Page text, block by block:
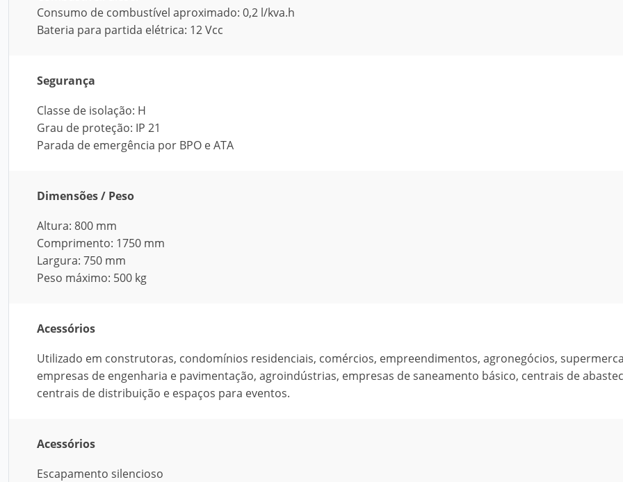
Consumo de combustível aproximado: 0,2 l/kva.h
Bateria para partida elétrica: 12 Vcc
Segurança
Classe de isolação: H
Grau de proteção: IP 21
Parada de emergência por BPO e ATA
Dimensões / Peso
Altura: 800 mm
Comprimento: 1750 mm
Largura: 750 mm
Peso máximo: 500 kg
Acessórios
Utilizado em construtoras, condomínios residenciais, comércios, empreendimentos, agronegócios,
empresas de engenharia e pavimentação, agroindústrias, empresas de saneamento básico, centrais de
centrais de distribuição e espaços para eventos.
Acessórios
Escapamento silencioso